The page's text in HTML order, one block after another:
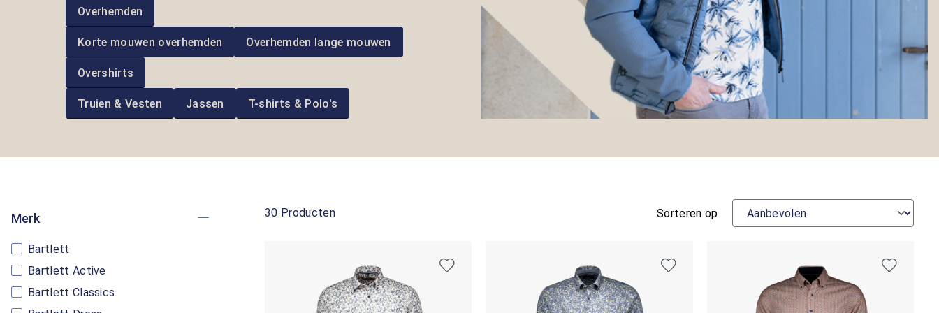
Overhemden
Korte mouwen overhemden Overhemden lange mouwen
Overshirts
Truien & Vesten Jassen T-shirts & Polo's
Merk
Bartlett
Bartlett Active
Bartlett Classics
30 Producten Sorteren op